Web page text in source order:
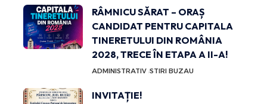
RÂMNICU SĂRAT – ORAȘ
CANDIDAT PENTRU CAPITALA
TINERETULUI DIN ROMÂNIA
2028, TRECE ÎN ETAPA A II-A!
ADMINISTRATIV STIRI BUZAU
INVITAȚIE!